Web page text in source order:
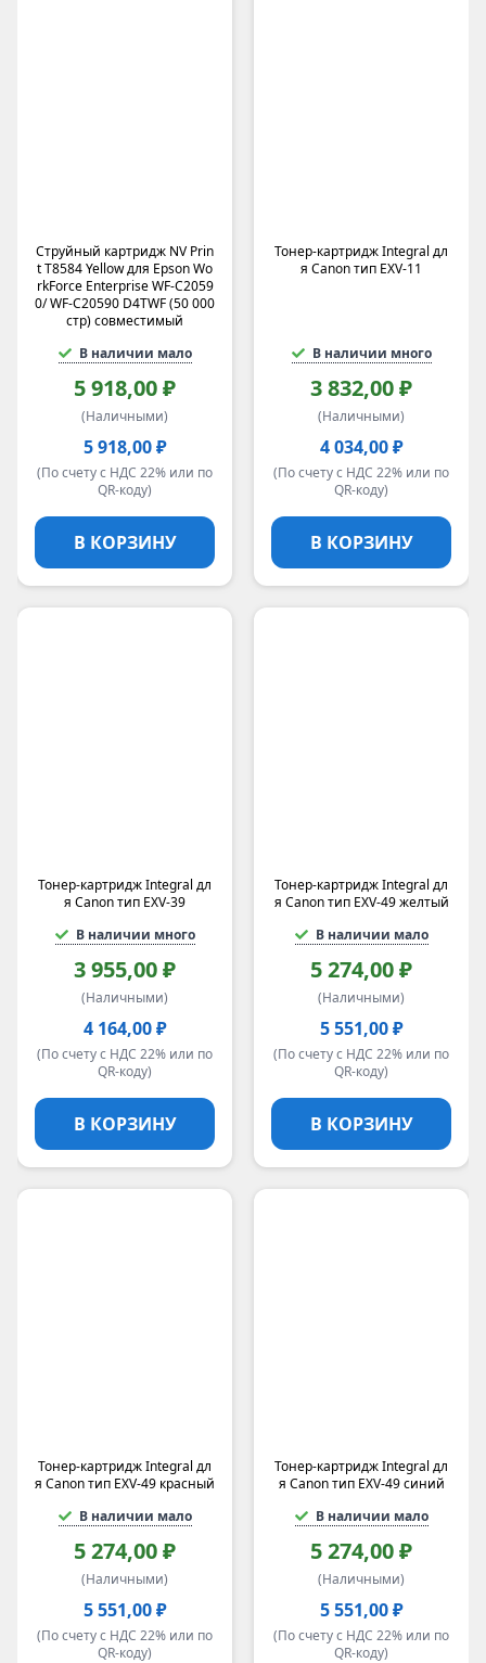
Струйный картридж NV Prin
t T8584 Yellow для Epson Wo
rkForce Enterprise WF-C2059
0/ WF-C20590 D4TWF (50 000
стр) совместимый
В наличии мало
5 918,00 ₽
(Наличными)
5 918,00 ₽
(По счету с НДС 22% или по
QR-коду)
В КОРЗИНУ
Тонер-картридж Integral дл
я Canon тип EXV-11
В наличии много
3 832,00 ₽
(Наличными)
4 034,00 ₽
(По счету с НДС 22% или по
QR-коду)
В КОРЗИНУ
Тонер-картридж Integral дл
я Canon тип EXV-39
В наличии много
3 955,00 ₽
(Наличными)
4 164,00 ₽
(По счету с НДС 22% или по
QR-коду)
В КОРЗИНУ
Тонер-картридж Integral дл
я Canon тип EXV-49 желтый
В наличии мало
5 274,00 ₽
(Наличными)
5 551,00 ₽
(По счету с НДС 22% или по
QR-коду)
В КОРЗИНУ
Тонер-картридж Integral дл
я Canon тип EXV-49 красный
В наличии мало
5 274,00 ₽
(Наличными)
5 551,00 ₽
(По счету с НДС 22% или по
QR-коду)
Тонер-картридж Integral дл
я Canon тип EXV-49 синий
В наличии мало
5 274,00 ₽
(Наличными)
5 551,00 ₽
(По счету с НДС 22% или по
QR-коду)